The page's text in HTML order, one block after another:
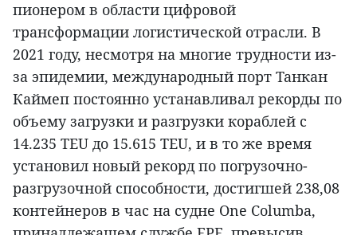
пионером в области цифровой
трансформации логистической отрасли. В
2021 году, несмотря на многие трудности из-
за эпидемии, международный порт Танкан
Каймеп постоянно устанавливал рекорды по
объему загрузки и разгрузки кораблей с
14.235 TEU до 15.615 TEU, и в то же время
установил новый рекорд по погрузочно-
разгрузочной способности, достигшей 238,08
контейнеров в час на судне One Columba,